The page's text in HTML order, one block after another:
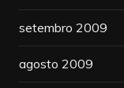
setembro 2009
agosto 2009